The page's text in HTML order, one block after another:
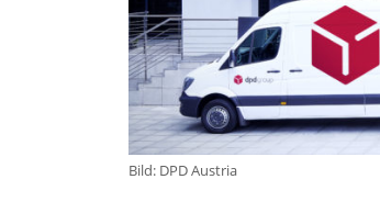
Bild: DPD Austria